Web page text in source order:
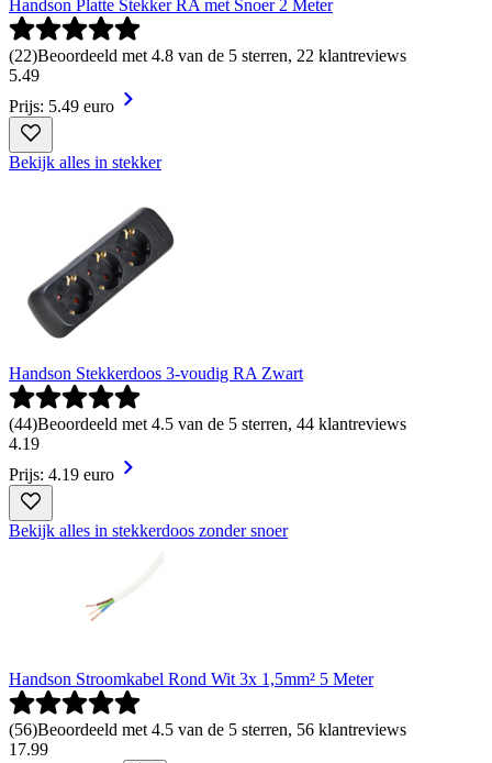
Handson Platte Stekker RA met Snoer 2 Meter
(22)Beoordeeld met 4.8 van de 5 sterren, 22 klantreviews
5.49
Prijs: 5.49 euro
Bekijk alles in stekker
Handson Stekkerdoos 3-voudig RA Zwart
(44)Beoordeeld met 4.5 van de 5 sterren, 44 klantreviews
4.19
Prijs: 4.19 euro
Bekijk alles in stekkerdoos zonder snoer
Handson Stroomkabel Rond Wit 3x 1,5mm² 5 Meter
(56)Beoordeeld met 4.5 van de 5 sterren, 56 klantreviews
17.99